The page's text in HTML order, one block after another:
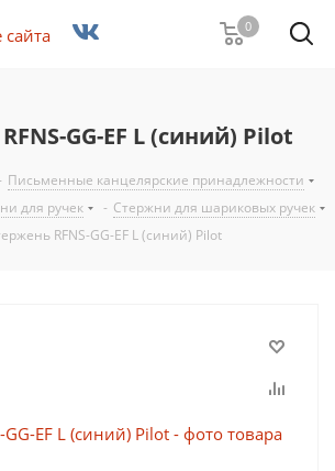
0
GG-EF L (синий) Pilot
Письменные канцелярские принадлежности
для ручек - Стержни для шариковых ручек
RFNS-GG-EF L (синий) Pilot